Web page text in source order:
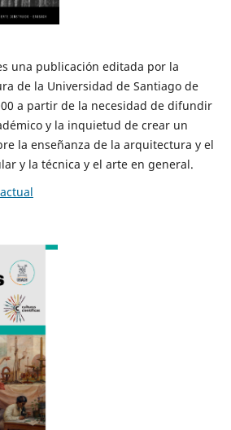
una publicación editada por la
de la Universidad de Santiago de
a partir de la necesidad de difundir
y la inquietud de crear un
la enseñanza de la arquitectura y el
y la técnica y el arte en general.